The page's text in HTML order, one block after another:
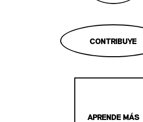
CONTRIBUYE
APRENDE MÁS